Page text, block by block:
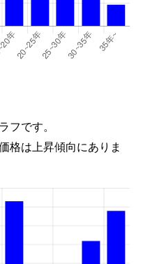
フです。
格は上昇傾向にありま